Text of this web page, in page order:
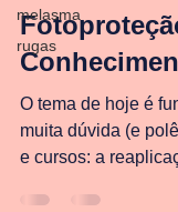
melasma
rugas
28 de dez. de
O tema de hoje é
e cursos: a